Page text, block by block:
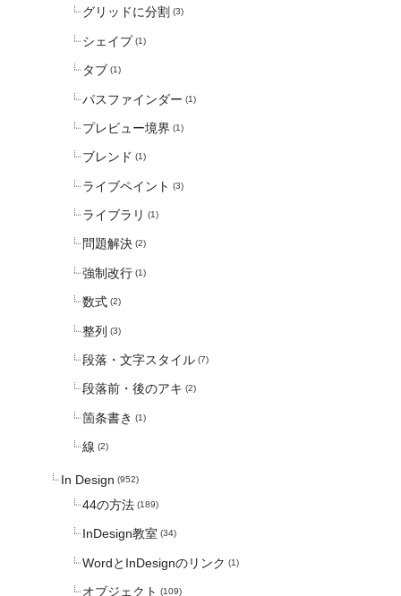
グリッドに分割 (3)
シェイプ (1)
タブ (1)
パスファインダー (1)
プレビュー境界 (1)
ブレンド (1)
ライブペイント (3)
ライブラリ (1)
問題解決 (2)
強制改行 (1)
数式 (2)
整列 (3)
段落・文字スタイル (7)
段落前・後のアキ (2)
箇条書き (1)
線 (2)
In Design (952)
44の方法 (189)
InDesign教室 (34)
WordとInDesignのリンク (1)
オブジェクト (109)